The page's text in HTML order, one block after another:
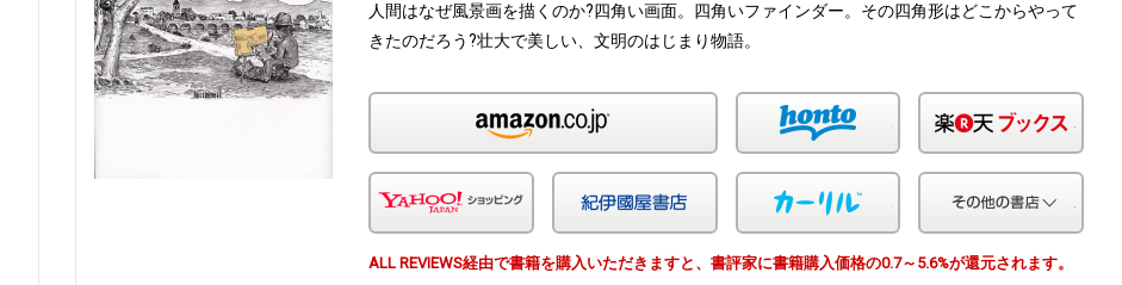
人間はなぜ風景画を描くのか?四角い画面。四角いファインダー。その四角形はどこからやって
きたのだろう?壮大で美しい、文明のはじまり物語。
honto
Yahoo!ショッピング 紀伊国屋 カーリル
ALL REVIEWS経由で書籍を購入いただきますと、書評家に書籍購入価格の0.7～5.6%が還元されます。